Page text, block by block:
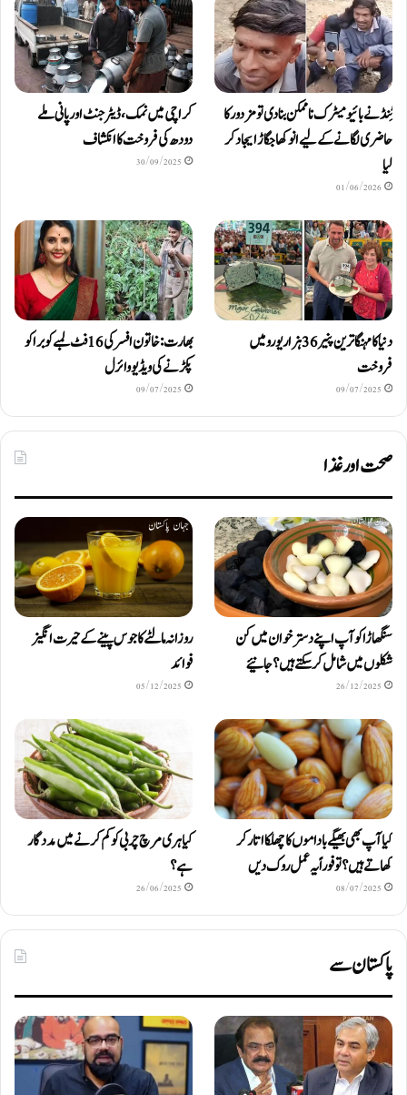
ٹِنڈ نے بائیومیٹرک ناممکن بنا دی تو مزدور کا
حاضری لگانے کے لیے انوکھا جگاڑ ایجاد کر
لیا
01/06/2026
کراچی میں نمک، ڈیٹرجنٹ اور پانی ملے
دودھ کی فروخت کا انکشاف
30/09/2025
دنیا کا مہنگا ترین پنیر 36 ہزار یورو میں
فروخت
09/07/2025
بھارت: خاتون افسر کی 16 فٹ لمبے کوبرا کو
پکڑنے کی ویڈیو وائرل
09/07/2025
صحت اور غذا
سنگھاڑا کو آپ اپنے دستر خوان میں کن
شکلوں میں شامل کرسکتے ہیں ؟ جانیئے
26/12/2025
روزانہ مالٹے کا جوس پینے کے حیرت انگیز
فوائد
05/12/2025
کیا آپ بھی بھیگے باداموں کا چھلکا اتار کر
کھاتے ہیں؟ تو فوراً یہ عمل روک دیں
08/07/2025
کیا ہری مرچ چربی کو کم کرنے میں مددگار
ہے؟
26/06/2025
پاکستان سے